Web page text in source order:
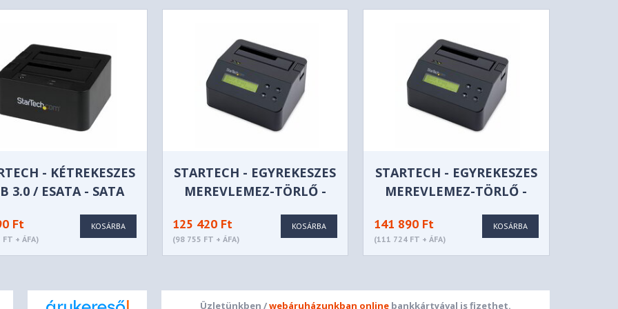
- KÉTREKESZES
3.0 / ESATA - SATA
-
SDOCK2U33EB
Ft
+ ÁFA)
KOSÁRBA
STARTECH - EGYREKESZES
MEREVLEMEZ-TÖRLŐ -
125 420 Ft
(98 755 FT + ÁFA)
KOSÁRBA
STARTECH - EGYREKESZES
MEREVLEMEZ-TÖRLŐ -
141 890 Ft
(111 724 FT + ÁFA)
KOSÁRBA
Üzletünkben /webáruházunkban online bankkártyával is fizethet.